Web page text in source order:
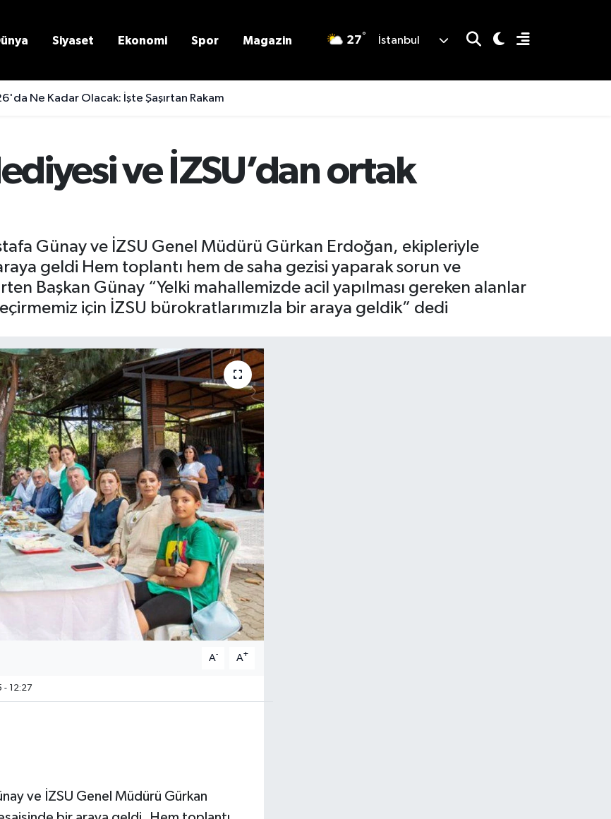
Siyaset Ekonomi Spor Magazin 27° İstanbul
Ne Kadar Olacak: İşte Şaşırtan Rakam
ve İZSU’dan ortak
Günay ve İZSU Genel Müdürü Gürkan Erdoğan, ekipleriyle
geldi Hem toplantı hem de saha gezisi yaparak sorun ve
Başkan Günay “Yelki mahallemizde acil yapılması gereken alanlar
için İZSU bürokratlarımızla bir araya geldik” dedi
A- A+
- 12:27
ve İZSU Genel Müdürü Gürkan